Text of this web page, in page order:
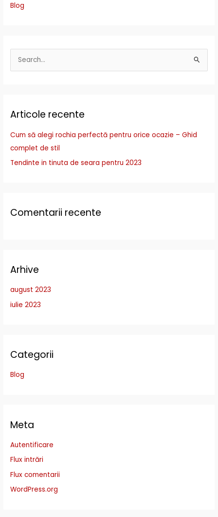
Blog
e
c
f
o
r
Articole recente
Cum să alegi rochia perfectă pentru orice ocazie – Ghid
complet de stil
Tendinte in tinuta de seara pentru 2023
Comentarii recente
Arhive
august 2023
iulie 2023
Categorii
Blog
Meta
Autentificare
Flux intrări
Flux comentarii
WordPress.org